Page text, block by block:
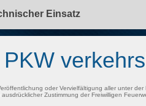
Einsatz
oder Vervielfältigung aller unter
ausdrücklicher Zustimmung der Freiwilligen